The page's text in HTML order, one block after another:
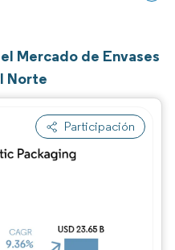
Mercado de Envases
Norte
Participación